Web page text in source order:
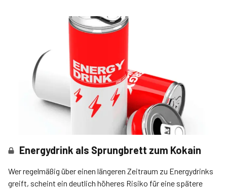
Energydrink als Sprungbrett zum Kokain
Wer regelmäßig über einen längeren Zeitraum zu Energydrinks
greift, scheint ein deutlich höheres Risiko für eine spätere